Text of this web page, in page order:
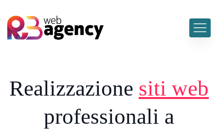
Realizzazione siti web
professionali a